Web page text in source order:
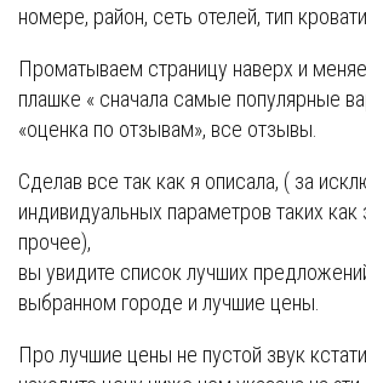
номере, район, сеть отелей, тип
Проматываем страницу наверх и
плашке « сначала самые популярные
«оценка по отзывам», все отзывы.
Сделав все так как я описала, ( за
индивидуальных параметров таких как
прочее),
вы увидите список лучших
выбранном городе и лучшие цены.
Про лучшие цены не пустой звук